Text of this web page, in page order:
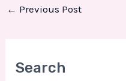
← Previous Post
Search